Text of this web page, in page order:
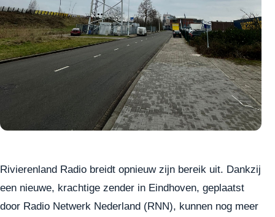
Rivierenland Radio breidt opnieuw zijn bereik uit. Dankzij
een nieuwe, krachtige zender in Eindhoven, geplaatst
door Radio Netwerk Nederland (RNN), kunnen nog meer